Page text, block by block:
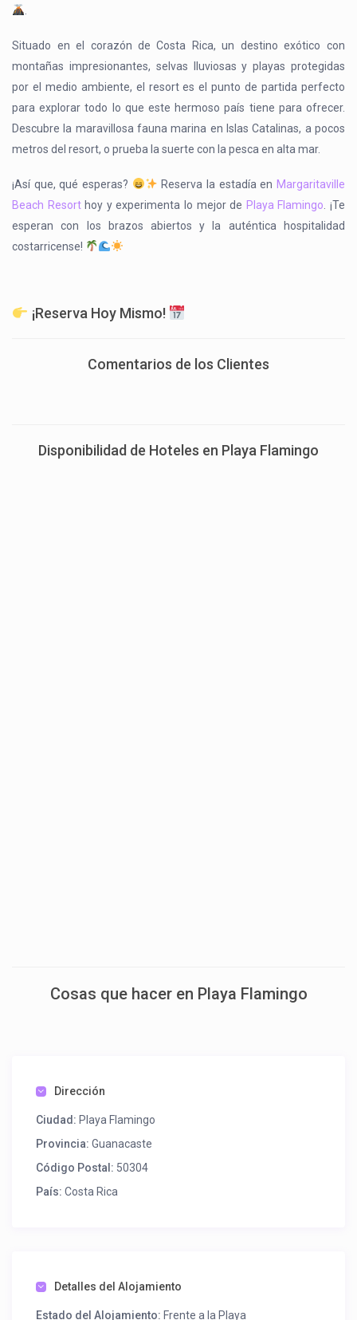
Situado en el corazón de Costa Rica, un destino exótico con
montañas impresionantes, selvas lluviosas y playas protegidas
por el medio ambiente, el resort es el punto de partida perfecto
para explorar todo lo que este hermoso país tiene para ofrecer.
Descubre la maravillosa fauna marina en Islas Catalinas, a pocos
metros del resort, o prueba la suerte con la pesca en alta mar.
¡Así que, qué esperas? Reserva la estadía en Margaritaville
Beach Resorthoy y experimenta lo mejor de Playa Flamingo . ¡Te
esperan con los brazos abiertos y la auténtica hospitalidad
costarricense!
¡Reserva Hoy Mismo!
Comentarios de los Clientes
Disponibilidad de Hoteles en Playa Flamingo
Cosas que hacer en Playa Flamingo
Dirección
Ciudad: Playa Flamingo
Provincia: Guanacaste
Código Postal: 50304
País: Costa Rica
Detalles del Alojamiento
Estado del Alojamiento: Frente a la Playa